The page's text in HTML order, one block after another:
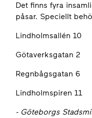
Det finns fyra
påsar. Speciellt
Lindholmsallén 10
Götaverksgatan 2
Regnbågsgatan 6
Lindholmspiren 11
- Göteborgs